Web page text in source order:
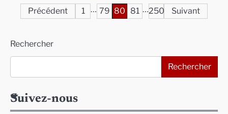
Pagination
publications
Précédent 1 … 79 80 81 …250 Suivant
Rechercher
Rechercher
Suivez-nous